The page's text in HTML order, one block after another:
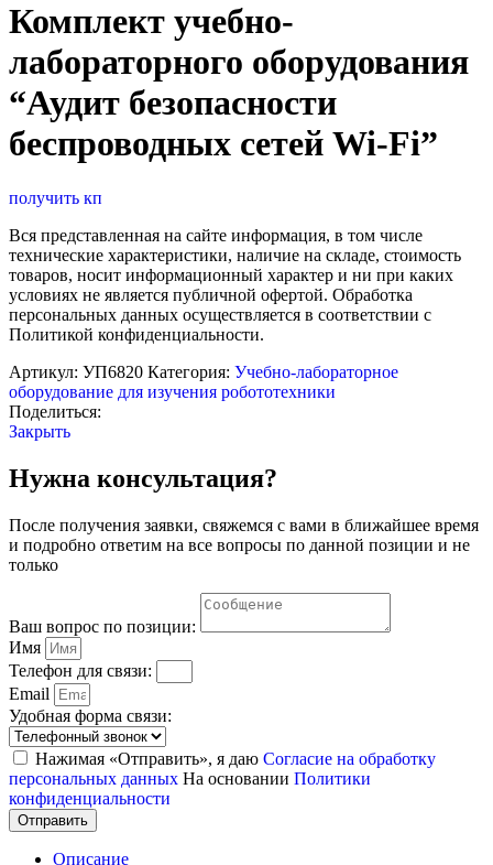
Комплект учебно-
лабораторного оборудования
“Аудит безопасности
беспроводных сетей Wi-Fi”
получить кп
Вся представленная на сайте информация, в том числе
технические характеристики, наличие на складе, стоимость
товаров, носит информационный характер и ни при каких
условиях не является публичной офертой. Обработка
персональных данных осуществляется в соответствии с
Политикой конфиденциальности.
Артикул: УП6820 Категория: Учебно-лабораторное
оборудование для изучения робототехники
Поделиться:
Закрыть
Нужна консультация?
После получения заявки, свяжемся с вами в ближайшее время
и подробно ответим на все вопросы по данной позиции и не
только
Ваш вопрос по позиции:
Имя
Телефон для связи:
Email
Удобная форма связи:
Нажимая «Отправить», я даю Согласие на обработку
персональных данных На основании Политики
конфиденциальности
Отправить
Описание